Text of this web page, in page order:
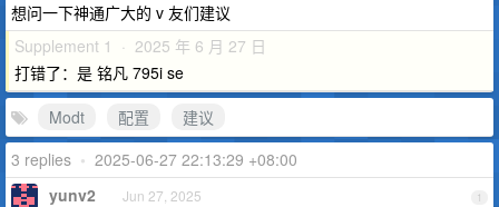
想问一下神通广大的 v 友们建议
Supplement 1 · 2025 年 6 月 27 日
打错了：是 铭凡 795i se
Modt
配置
建议
3 replies • 2025-06-27 22:13:29 +08:00
1
yunv2 Jun 27, 2025